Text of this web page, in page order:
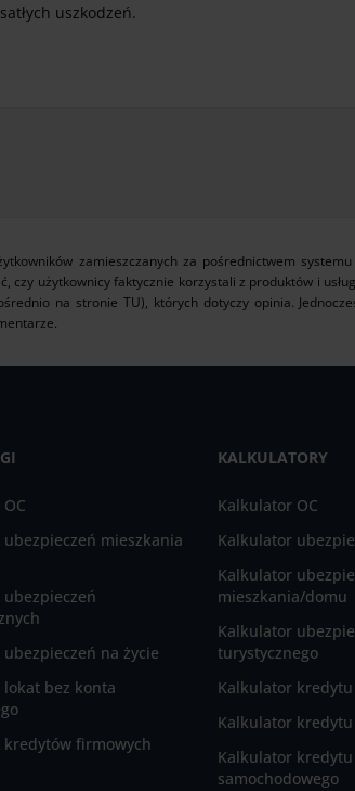
uszkodzeń.
zamieszczanych za pośrednictwem
użytkownicy faktycznie korzystali z produktów i
na stronie TU), których dotyczy opinia.
ubezpieczeń mieszkania
ubezpieczeń
ubezpieczeń na życie
lokat bez konta
kredytów firmowych
KALKULATORY
Kalkulator OC
Kalkulator
Kalkulator
mieszkania/domu
Kalkulator
turystycznego
Kalkulator
Kalkulator
Kalkulator kredytu
samochodowego